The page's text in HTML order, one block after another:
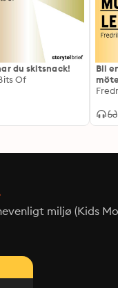
du skitsnack!
Of
Bli
miljø (Kids